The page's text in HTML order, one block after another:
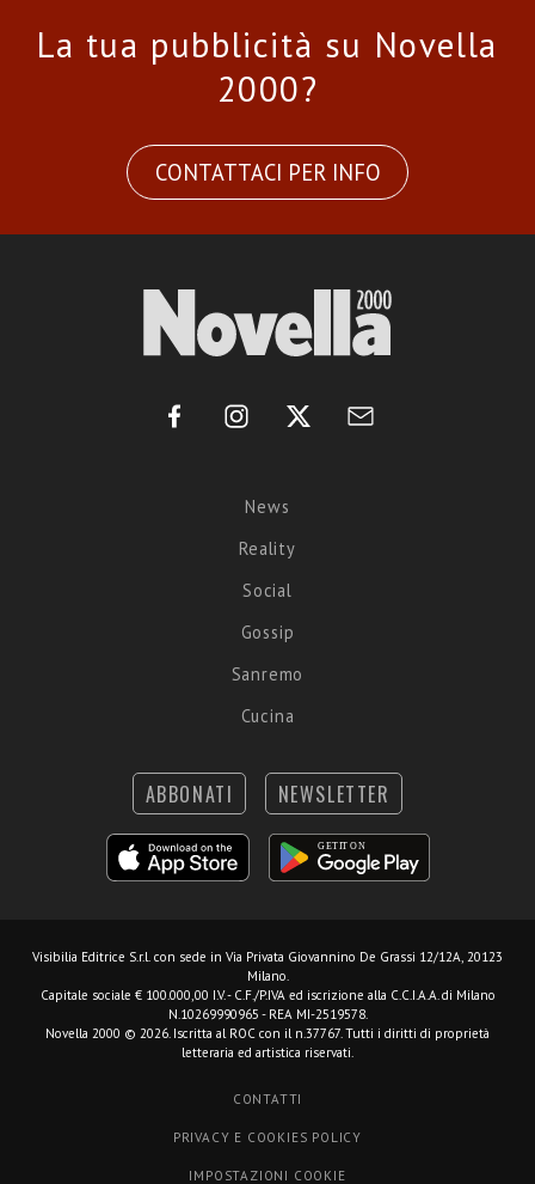
La tua pubblicità su Novella
2000?
CONTATTACI PER INFO
News
Reality
Social
Gossip
Sanremo
Cucina
ABBONATI NEWSLETTER
Visibilia Editrice S.r.l. con sede in Via Privata Giovannino De Grassi 12/12A, 20123
Milano.
Capitale sociale € 100.000,00 I.V. - C.F./P.IVA ed iscrizione alla C.C.I.A.A. di Milano
N.10269990965 - REA MI-2519578.
Novella 2000 © 2026. Iscritta al ROC con il n.37767. Tutti i diritti di proprietà
letteraria ed artistica riservati.
CONTATTI
PRIVACY E COOKIES POLICY
IMPOSTAZIONI COOKIE